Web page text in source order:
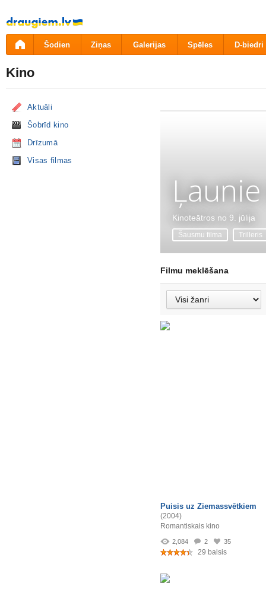
Pāriet
uz
saturu
Šodien Ziņas Galerijas Spēles D-biedri
Kino
Aktuāli
Šobrīd kino
Drīzumā
Visas filmas
Kinoteātros no 9. jūlija
Šausmu filma Trilleris
Filmu meklēšana
Puisis uz Ziemassvētkiem
(2004)
Romantiskais kino
2,084 2 35
29 balsis